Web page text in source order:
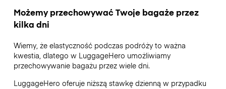
Możemy przechowywać Twoje bagaże przez
kilka dni
Wiemy, że elastyczność podczas podróży to ważna
kwestia, dlatego w LuggageHero umożliwiamy
przechowywanie bagażu przez wiele dni.
LuggageHero oferuje niższą stawkę dzienną w przypadku